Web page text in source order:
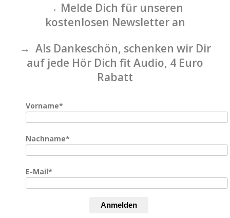
→ Melde Dich für unseren
kostenlosen Newsletter an
→ Als Dankeschön, schenken wir Dir
auf jede Hör Dich fit Audio, 4 Euro
Rabatt
Vorname*
Nachname*
E-Mail*
Anmelden